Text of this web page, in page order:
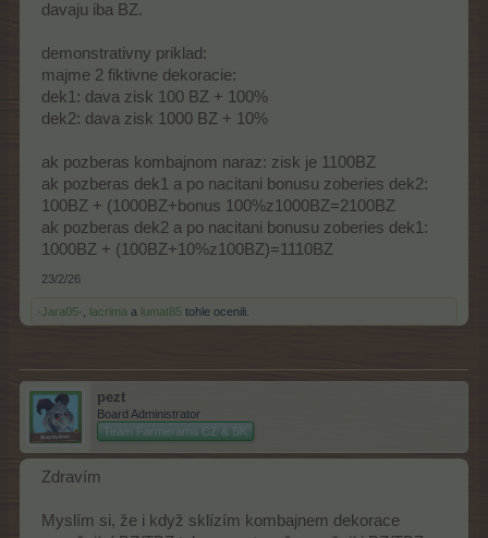
davaju iba BZ.
demonstrativny priklad:
majme 2 fiktivne dekoracie:
dek1: dava zisk 100 BZ + 100%
dek2: dava zisk 1000 BZ + 10%
ak pozberas kombajnom naraz: zisk je 1100BZ
ak pozberas dek1 a po nacitani bonusu zoberies dek2:
100BZ + (1000BZ+bonus 100%z1000BZ=2100BZ
ak pozberas dek2 a po nacitani bonusu zoberies dek1:
1000BZ + (100BZ+10%z100BZ)=1110BZ
23/2/26
-Jara05- lacrima a lumat85 tohle ocenili.
pezt
Board Administrator
Team Farmerama CZ & SK
Zdravím
Myslím si, že i když sklízím kombajnem dekorace